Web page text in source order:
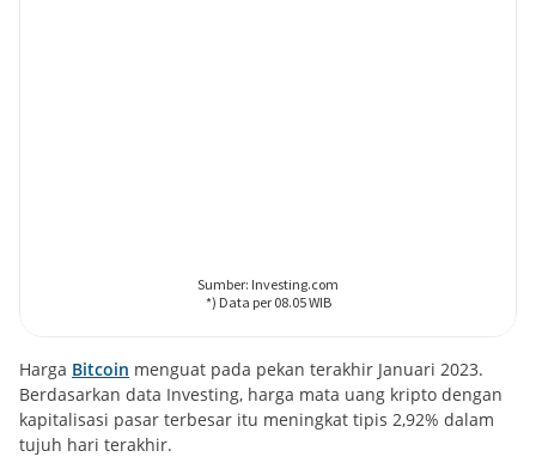
Harga Bitcoin menguat pada pekan terakhir Januari 2023.
Berdasarkan data Investing, harga mata uang kripto dengan
kapitalisasi pasar terbesar itu meningkat tipis 2,92% dalam
tujuh hari terakhir.